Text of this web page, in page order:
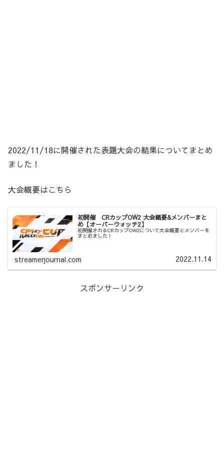
2022/11/18に開催された表題大会の結果についてまとめ
ました！
大会概要はこちら
初開催 CRカップOW2 大会概要&メンバーまと
め【オーバーウォッチ2】
初開催されるCRカップOW2について大会概要とメンバーを
まとめました！
streamerjournal.com 2022.11.14
スポンサーリンク